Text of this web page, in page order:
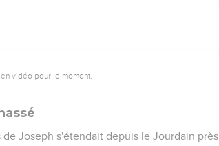
vidéo pour le moment.
Joseph s'étendait depuis le Jourdain